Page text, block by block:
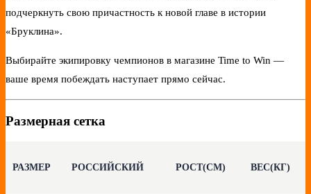
подчеркнуть свою причастность к новой главе в истории
«Бруклина».
Выбирайте экипировку чемпионов в магазине Time to Win —
ваше время побеждать наступает прямо сейчас.
Размерная сетка
РАЗМЕР РОССИЙСКИЙ РОСТ(СМ) ВЕС(КГ)